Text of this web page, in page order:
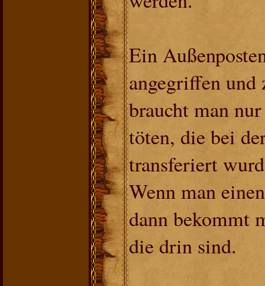
Ein
angegriffen und
braucht man
töten, die bei
transferiert
Wenn man
dann bekommt
die drin sind.